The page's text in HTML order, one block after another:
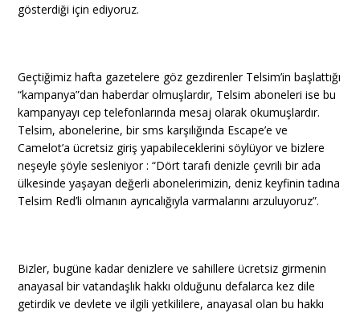
gösterdiği için ediyoruz.
Geçtiğimiz hafta gazetelere göz gezdirenler Telsim’in başlattığı
“kampanya”dan haberdar olmuşlardır, Telsim aboneleri ise bu
kampanyayı cep telefonlarında mesaj olarak okumuşlardır.
Telsim, abonelerine, bir sms karşılığında Escape’e ve
Camelot’a ücretsiz giriş yapabileceklerini söylüyor ve bizlere
neşeyle şöyle sesleniyor : “Dört tarafı denizle çevrili bir ada
ülkesinde yaşayan değerli abonelerimizin, deniz keyfinin tadına
Telsim Red’li olmanın ayrıcalığıyla varmalarını arzuluyoruz”.
Bizler, bugüne kadar denizlere ve sahillere ücretsiz girmenin
anayasal bir vatandaşlık hakkı olduğunu defalarca kez dile
getirdik ve devlete ve ilgili yetkililere, anayasal olan bu hakkı